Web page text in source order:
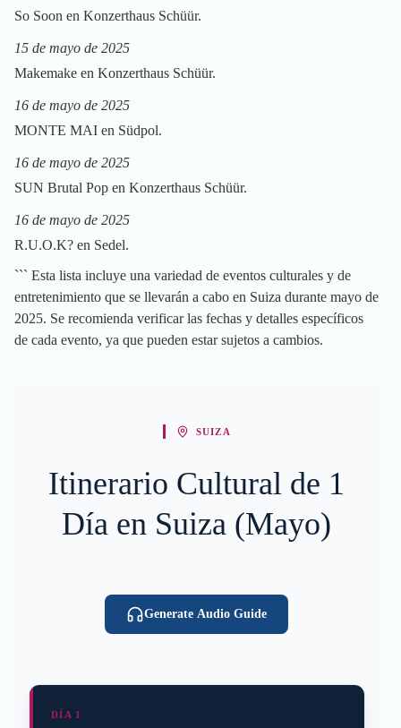
So Soon en Konzerthaus Schüür.
15 de mayo de 2025
Makemake en Konzerthaus Schüür.
16 de mayo de 2025
MONTE MAI en Südpol.
16 de mayo de 2025
SUN Brutal Pop en Konzerthaus Schüür.
16 de mayo de 2025
R.U.O.K? en Sedel.
``` Esta lista incluye una variedad de eventos culturales y de
entretenimiento que se llevarán a cabo en Suiza durante mayo de
2025. Se recomienda verificar las fechas y detalles específicos
de cada evento, ya que pueden estar sujetos a cambios.
SUIZA
Itinerario Cultural de 1
Día en Suiza (Mayo)
Generate Audio Guide
DÍA 1